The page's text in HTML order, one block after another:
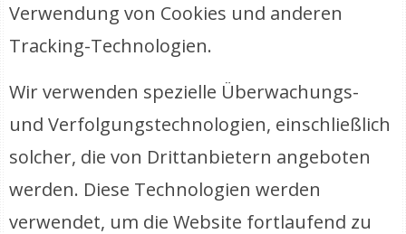
Verwendung von Cookies und anderen
Tracking-Technologien.
Wir verwenden spezielle Überwachungs-
und Verfolgungstechnologien, einschließlich
solcher, die von Drittanbietern angeboten
werden. Diese Technologien werden
verwendet, um die Website fortlaufend zu